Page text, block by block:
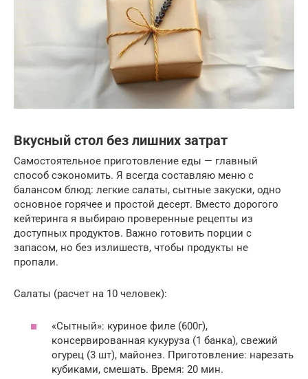
Вкусный стол без лишних затрат
Самостоятельное приготовление еды — главный
способ сэкономить. Я всегда составляю меню с
балансом блюд: легкие салаты, сытные закуски, одно
основное горячее и простой десерт. Вместо дорогого
кейтеринга я выбираю проверенные рецепты из
доступных продуктов. Важно готовить порции с
запасом, но без излишеств, чтобы продукты не
пропали.
Салаты (расчет на 10 человек):
«Сытный»: куриное филе (600г),
консервированная кукуруза (1 банка), свежий
огурец (3 шт), майонез. Приготовление: нарезать
кубиками, смешать. Время: 20 мин.